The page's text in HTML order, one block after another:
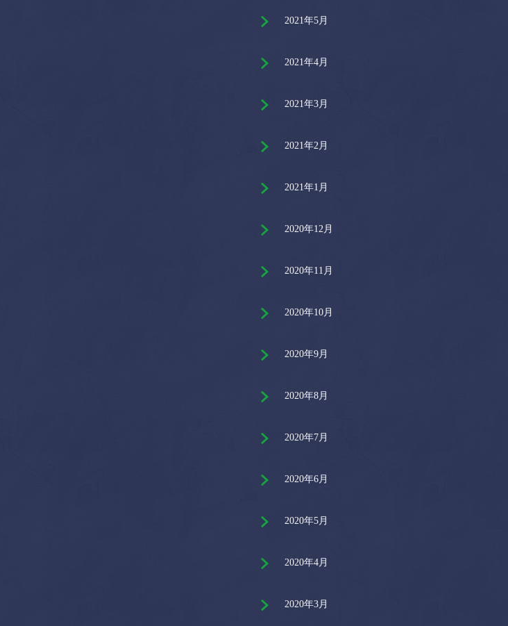
2021年5月
2021年4月
2021年3月
2021年2月
2021年1月
2020年12月
2020年11月
2020年10月
2020年9月
2020年8月
2020年7月
2020年6月
2020年5月
2020年4月
2020年3月